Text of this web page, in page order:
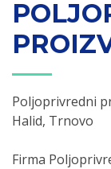
Poljoprivredni
Halid, Trnovo
Firma